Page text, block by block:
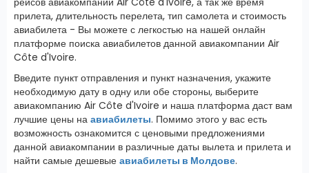
прилета, длительность перелета, тип самолета и стоимость
авиабилета - Вы можете с легкостью на нашей онлайн
платформе поиска авиабилетов данной авиакомпании Air
Côte d'Ivoire.
Введите пункт отправления и пункт назначения, укажите
необходимую дату в одну или обе стороны, выберите
авиакомпанию Air Côte d'Ivoire и наша платформа даст вам
лучшие цены на авиабилеты. Помимо этого у вас есть
возможность ознакомится с ценовыми предложениями
данной авиакомпании в различные даты вылета и прилета и
найти самые дешевые авиабилеты в Молдове.